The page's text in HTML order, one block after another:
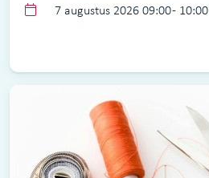
7 augustus 2026 09:00 - 10:00